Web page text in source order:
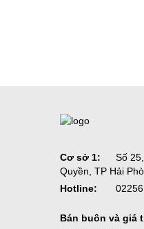
Cơ sở 1:
Số
Quyền, TP Hải
Hotline:
Bán buôn và giá